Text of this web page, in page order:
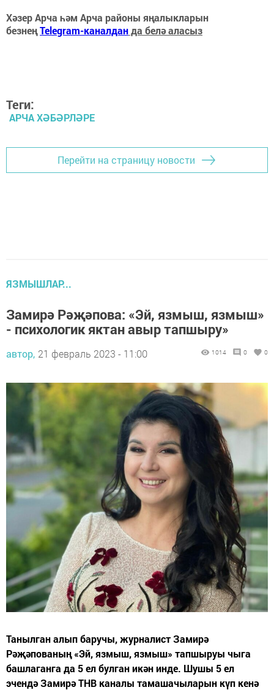
Хәзер Арча һәм Арча районы яңалыкларын
безнеңTelegram-каналданда белә аласыз
Теги:
АРЧА ХӘБӘРЛӘРЕ
Перейти на страницу новости
ЯЗМЫШЛАР...
Замирә Рәҗәпова: «Эй, язмыш, язмыш»
- психологик яктан авыр тапшыру»
автор, 21 февраль 2023 - 11:00 1014 0 0
Танылган алып баручы, журналист Замирә
Рәҗәпованың «Эй, язмыш, язмыш» тапшыруы чыга
башлаганга да 5 ел булган икән инде. Шушы 5 ел
эчендә Замирә ТНВ каналы тамашачыларын күп кенә